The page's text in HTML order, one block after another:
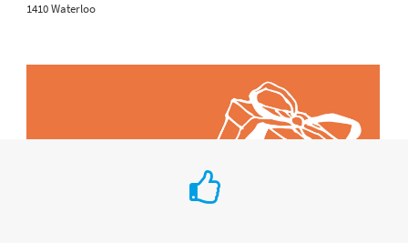
1410 Waterloo